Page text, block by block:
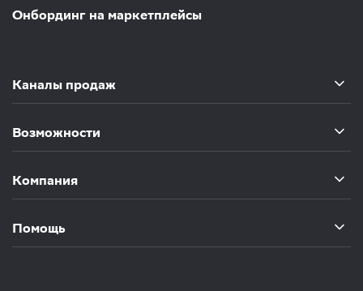
Онбординг на маркетплейсы
Каналы продаж
Возможности
Компания
Помощь